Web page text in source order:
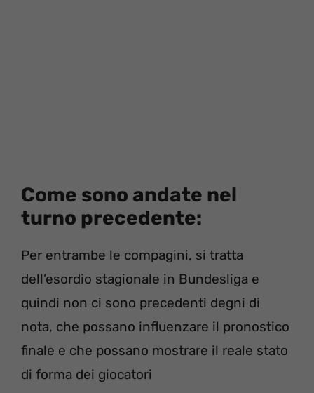
Come sono andate nel
turno precedente:
Per entrambe le compagini, si tratta
dell’esordio stagionale in Bundesliga e
quindi non ci sono precedenti degni di
nota, che possano influenzare il pronostico
finale e che possano mostrare il reale stato
di forma dei giocatori